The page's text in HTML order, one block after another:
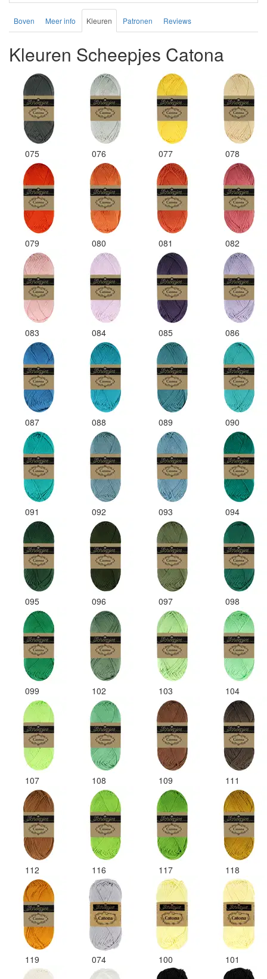
Boven Meer info Kleuren Patronen Reviews
Kleuren Scheepjes Catona
075 076 077 078
079 080 081 082
083 084 085 086
087 088 089 090
091 092 093 094
095 096 097 098
099 102 103 104
107 108 109 111
112 116 117 118
119 074 100 101